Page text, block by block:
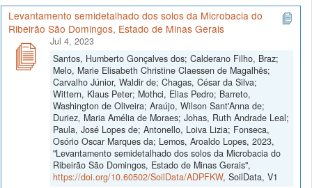
Levantamento semidetalhado dos solos da Microbacia do
Ribeirão São Domingos, Estado de Minas Gerais
Jul 4, 2023
Santos, Humberto Gonçalves dos; Calderano Filho, Braz;
Melo, Marie Elisabeth Christine Claessen de Magalhẽs;
Carvalho Júnior, Waldir de; Chagas, César da Silva;
Wittern, Klaus Peter; Mothci, Elias Pedro; Barreto,
Washington de Oliveira; Araújo, Wilson Sant'Anna de;
Duriez, Maria Amélia de Moraes; Johas, Ruth Andrade Leal;
Paula, José Lopes de; Antonello, Loiva Lizia; Fonseca,
Osório Oscar Marques da; Lemos, Aroaldo Lopes, 2023,
"Levantamento semidetalhado dos solos da Microbacia do
Ribeirão São Domingos, Estado de Minas Gerais",
https://doi.org/10.60502/SoilData/ADPFKW, SoilData, V1